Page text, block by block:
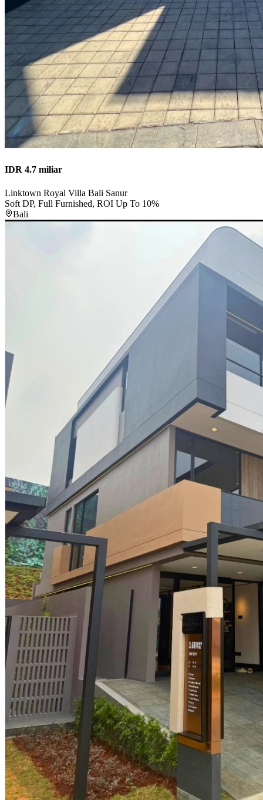
IDR 4.7 miliar
Linktown Royal Villa Bali Sanur
Soft DP, Full Furnished, ROI Up To 10%
Bali